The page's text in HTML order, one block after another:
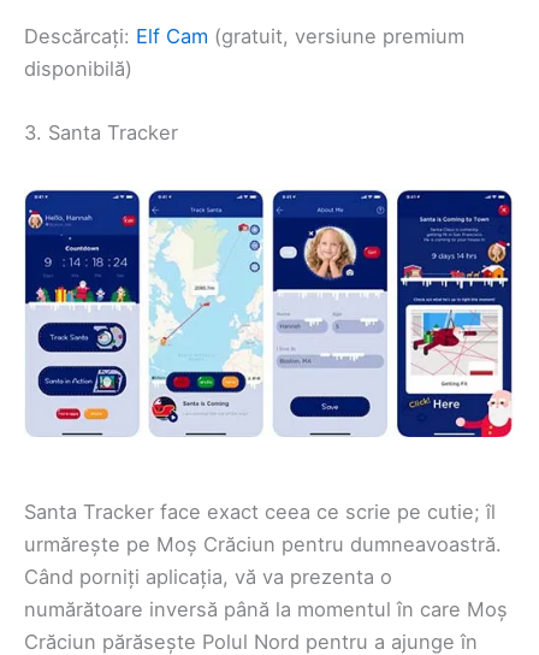
Descărcați: Elf Cam (gratuit, versiune premium
disponibilă)
3. Santa Tracker
Santa Tracker face exact ceea ce scrie pe cutie; îl
urmărește pe Moș Crăciun pentru dumneavoastră.
Când porniți aplicația, vă va prezenta o
numărătoare inversă până la momentul în care Moș
Crăciun părăsește Polul Nord pentru a ajunge în